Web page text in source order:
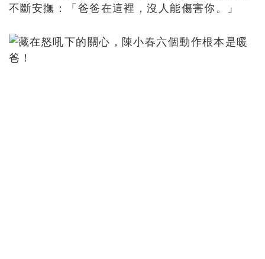
不斷安撫：「爸爸在這裡，沒人能傷害你。」